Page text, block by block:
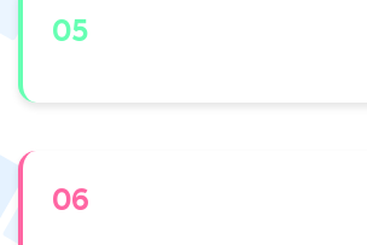
05
06